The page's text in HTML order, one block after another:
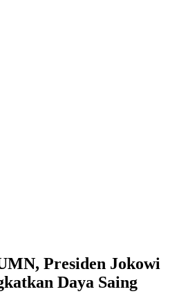
Presiden Jokowi
Daya Saing